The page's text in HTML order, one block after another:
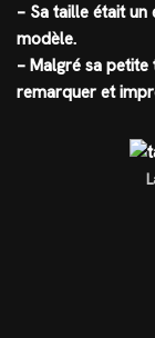
– Sa taille était
modèle.
– Malgré sa
remarquer et